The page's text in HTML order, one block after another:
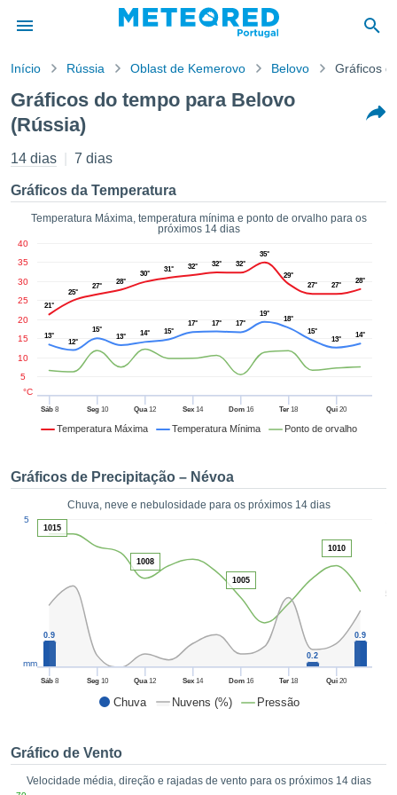
da
por
que as
a este
das
e
digital
ou
permite-
a nossa
fornecer-
de alta
todos os
ou
no
como
um perfil
CONFIGURAÇÕES
Início Rússia Oblast de Kemerovo Belovo Gráficos
Gráficos do tempo para Belovo
(Rússia)
14 dias 7 dias
Gráficos da Temperatura
Temperatura Máxima, temperatura mínima e ponto de orvalho para os
próximos 14 dias
Temperatura Máxima Temperatura Mínima Ponto de orvalho
Sáb8 Seg10 Qua12 Sex 14 Dom16 Ter 18 Qui 20
5
10
15
20
25
30
35
40
°C
21°
25°
27°
28°
30°
31° 32° 32° 32°
35°
29°
27°
27°
28°
13°
12°
15°
13°
14° 15°
17° 17° 17°
19°
18°
15°
13°
14°
Gráficos de Precipitação – Névoa
Chuva, neve e nebulosidade para os próximos 14 dias
Chuva Nuvens (%) Pressão
50
Sáb8 Seg10 Qua12 Sex 14 Dom16 Ter 18 Qui 20
5
mm
0.9
0.2
0.9
1015
1008
1005
1010
Gráfico de Vento
Velocidade média, direção e rajadas de vento para os próximos 14 dias